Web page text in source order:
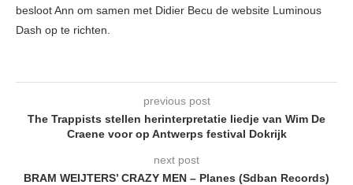
besloot Ann om samen met Didier Becu de website Luminous
Dash op te richten.
previous post
The Trappists stellen herinterpretatie liedje van Wim De
Craene voor op Antwerps festival Dokrijk
next post
BRAM WEIJTERS’ CRAZY MEN – Planes (Sdban Records)